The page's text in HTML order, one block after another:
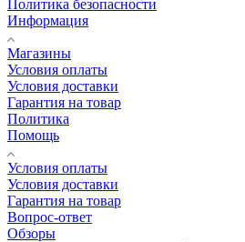
Политика безопасности
Информация
Магазины
Условия оплаты
Условия доставки
Гарантия на товар
Политика
Помощь
Условия оплаты
Условия доставки
Гарантия на товар
Вопрос-ответ
Обзоры